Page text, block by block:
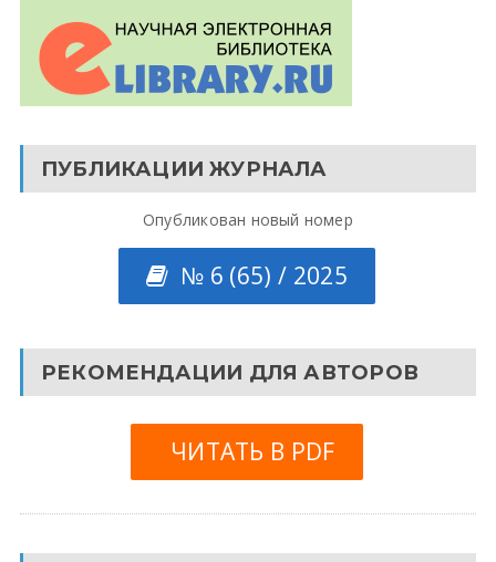
ПУБЛИКАЦИИ ЖУРНАЛА
Опубликован новый номер
№ 6 (65) / 2025
РЕКОМЕНДАЦИИ ДЛЯ АВТОРОВ
ЧИТАТЬ В PDF